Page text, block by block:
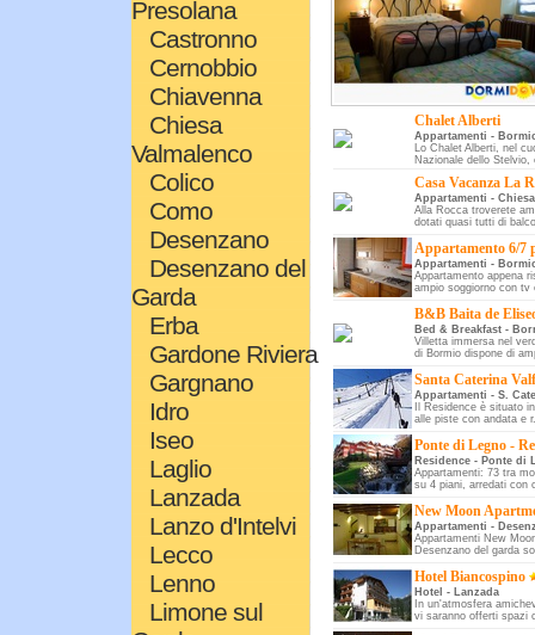
Presolana
Castronno
Cernobbio
Chiavenna
Chiesa
Valmalenco
Colico
Como
Desenzano
Desenzano del
Garda
Erba
Gardone Riviera
Gargnano
Idro
Iseo
Laglio
Lanzada
Lanzo d'Intelvi
Lecco
Lenno
Limone sul
Chalet Alberti
Appartamenti -
Lo Chalet Alberti, nel
Nazionale dello Stelvio,
Casa Vacanza La
Appartamenti -
Alla Rocca troverete
dotati quasi tutti di
Appartamento 6/7
Appartamenti -
Appartamento appena
ampio soggiorno con tv
B&B Baita de
Bed & Breakfast -
Villetta immersa nel
di Bormio dispone di
Santa Caterina
Appartamenti - S.
Il Residence è situato
alle piste con andata e
Ponte di Legno -
Residence - Ponte di
Appartamenti: 73 tra
su 4 piani, arredati con
New Moon
Appartamenti -
Appartamenti New
Desenzano del garda
Hotel Biancospino
Hotel - Lanzada
In un'atmosfera
vi saranno offerti spazi